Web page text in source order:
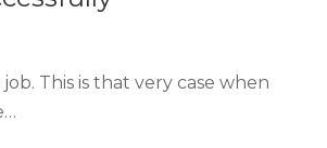
This is that very case when